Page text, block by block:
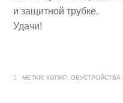
и защитной трубке.
Удачи!
МЕТКИ: КОПИР ,ОБУСТРОЙСТВА